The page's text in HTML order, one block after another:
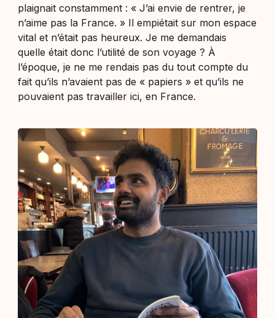
plaignait constamment : « J’ai envie de rentrer, je
n’aime pas la France. » Il empiétait sur mon espace
vital et n’était pas heureux. Je me demandais
quelle était donc l’utilité de son voyage ? À
l’époque, je ne me rendais pas du tout compte du
fait qu’ils n’avaient pas de « papiers » et qu’ils ne
pouvaient pas travailler ici, en France.